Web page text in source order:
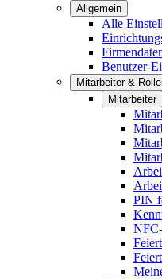
Allgemein
Alle
Benutzer-
Mitarbeiter &
Mitarbeiter
PIN